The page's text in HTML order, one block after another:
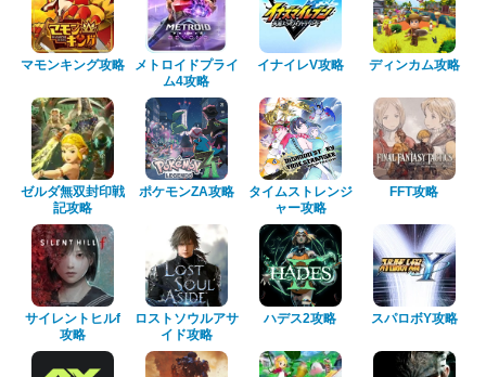
マモンキング攻略
メトロイドプライ
ム4攻略
イナイレV攻略 ディンカム攻略
ゼルダ無双封印戦
記攻略
ポケモンZA攻略
タイムストレンジ
ャー攻略
FFT攻略
サイレントヒルf
攻略
ロストソウルアサ
イド攻略
ハデス2攻略 スパロボY攻略